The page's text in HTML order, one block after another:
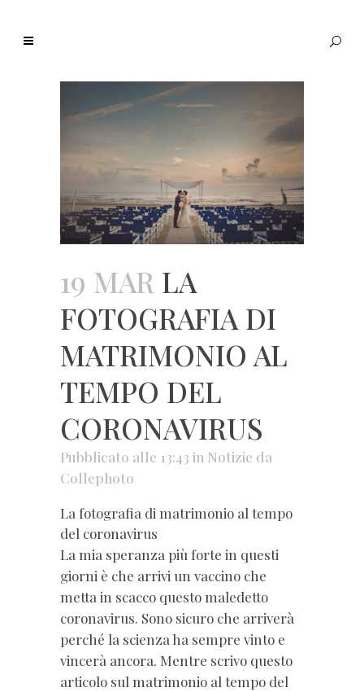
19 MAR LA
FOTOGRAFIA DI
MATRIMONIO AL
TEMPO DEL
CORONAVIRUS
Pubblicato alle 13:43 in Notizie da
Collephoto
La fotografia di matrimonio al tempo
del coronavirus
La mia speranza più forte in questi
giorni è che arrivi un vaccino che
metta in scacco questo maledetto
coronavirus. Sono sicuro che arriverà
perché la scienza ha sempre vinto e
vincerà ancora. Mentre scrivo questo
articolo sul matrimonio al tempo del